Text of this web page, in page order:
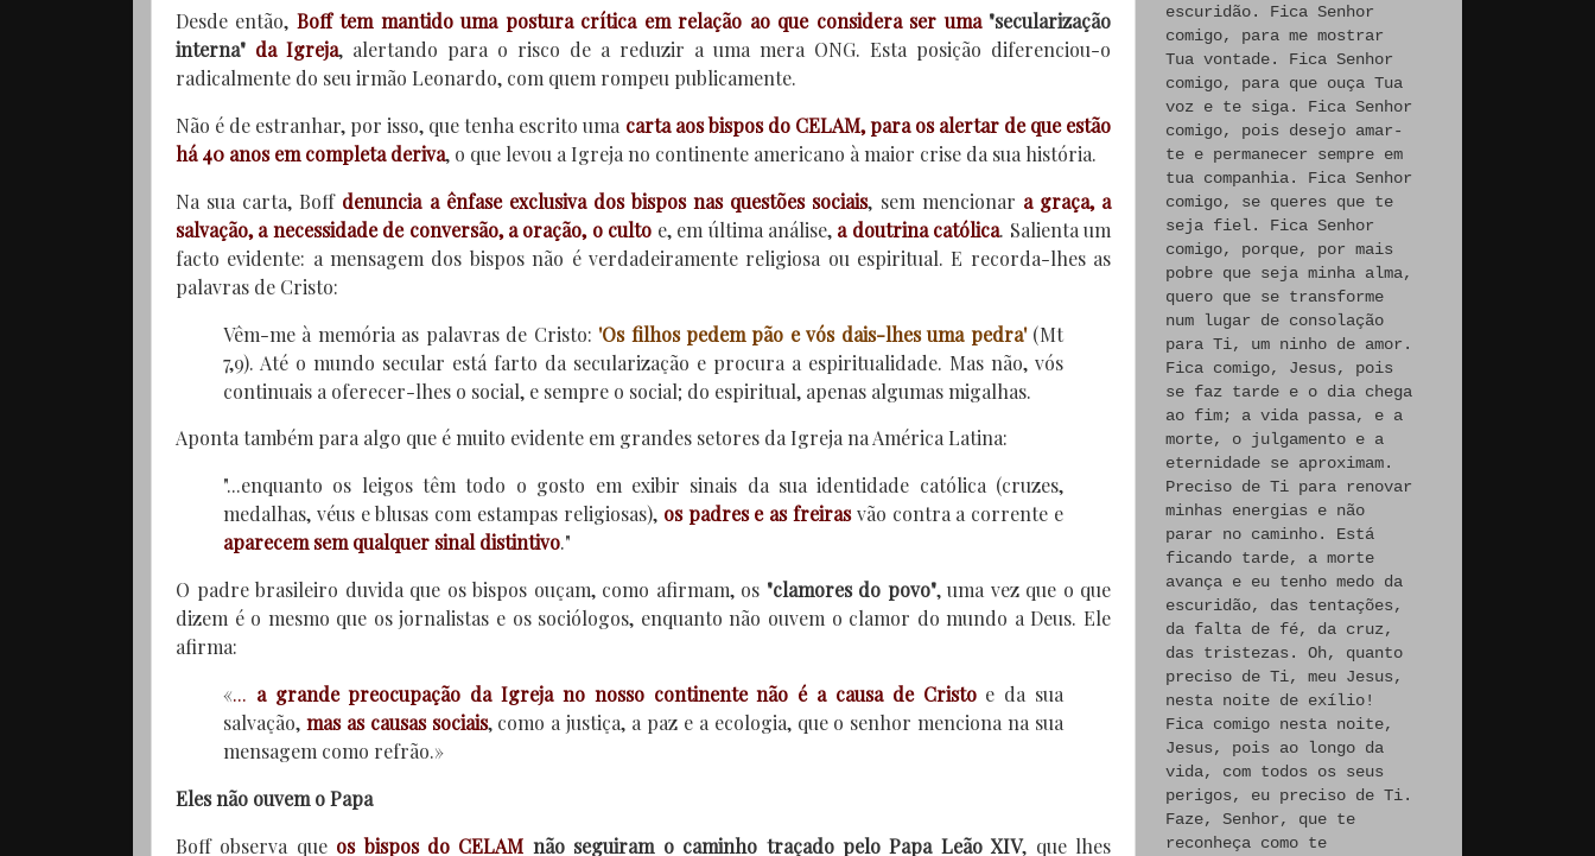
Desde então, Boff tem mantido uma postura crítica em relação ao que considera ser uma"secularização
interna" da Igreja, alertando para o risco de a reduzir a uma mera ONG. Esta posição diferenciou-o
radicalmente do seu irmão Leonardo, com quem rompeu publicamente.
Não é de estranhar, por isso, que tenha escrito uma carta aos bispos do CELAM, para os alertar de que estão
há 40 anos em completa deriva, o que levou a Igreja no continente americano à maior crise da sua história.
Na sua carta, Boff denuncia a ênfase exclusiva dos bispos nas questões sociais, sem mencionar a graça, a
salvação, a necessidade de conversão, a oração, o culto e, em última análise, a doutrina católica. Salienta um
facto evidente: a mensagem dos bispos não é verdadeiramente religiosa ou espiritual. E recorda-lhes as
palavras de Cristo:
Vêm-me à memória as palavras de Cristo: 'Os filhos pedem pão e vós dais-lhes uma pedra'(Mt
7,9). Até o mundo secular está farto da secularização e procura a espiritualidade. Mas não, vós
continuais a oferecer-lhes o social, e sempre o social; do espiritual, apenas algumas migalhas.
Aponta também para algo que é muito evidente em grandes setores da Igreja na América Latina:
"...enquanto os leigos têm todo o gosto em exibir sinais da sua identidade católica (cruzes,
medalhas, véus e blusas com estampas religiosas), os padres e as freirasvão contra a corrente e
aparecem sem qualquer sinal distintivo."
O padre brasileiro duvida que os bispos ouçam, como afirmam, os "clamores do povo", uma vez que o que
dizem é o mesmo que os jornalistas e os sociólogos, enquanto não ouvem o clamor do mundo a Deus. Ele
afirma:
«... a grande preocupação da Igreja no nosso continente não é a causa de Cristoe da sua
salvação, mas as causas sociais, como a justiça, a paz e a ecologia, que o senhor menciona na sua
mensagem como refrão.»
Eles não ouvem o Papa
Boff observa que os bispos do CELAM não seguiram o caminho traçado pelo Papa Leão XIV, que lhes
escuridão. Fica Senhor
comigo, para me mostrar
Tua vontade. Fica Senhor
comigo, para que ouça Tua
voz e te siga. Fica Senhor
comigo, pois desejo amar-
te e permanecer sempre em
tua companhia. Fica Senhor
comigo, se queres que te
seja fiel. Fica Senhor
comigo, porque, por mais
pobre que seja minha alma,
quero que se transforme
num lugar de consolação
para Ti, um ninho de amor.
Fica comigo, Jesus, pois
se faz tarde e o dia chega
ao fim; a vida passa, e a
morte, o julgamento e a
eternidade se aproximam.
Preciso de Ti para renovar
minhas energias e não
parar no caminho. Está
ficando tarde, a morte
avança e eu tenho medo da
escuridão, das tentações,
da falta de fé, da cruz,
das tristezas. Oh, quanto
preciso de Ti, meu Jesus,
nesta noite de exílio!
Fica comigo nesta noite,
Jesus, pois ao longo da
vida, com todos os seus
perigos, eu preciso de Ti.
Faze, Senhor, que te
reconheça como te